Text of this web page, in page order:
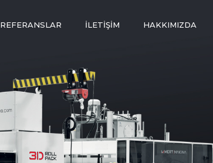
REFERANSLAR İLETIŞIM HAKKIMIZDA